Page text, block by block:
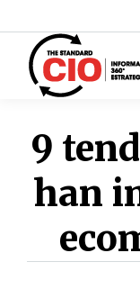
9
han